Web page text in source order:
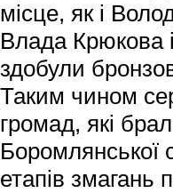
місце, як і
Влада Крюкова
здобули
Таким чином
громад, які
Боромлянської
етапів змагань